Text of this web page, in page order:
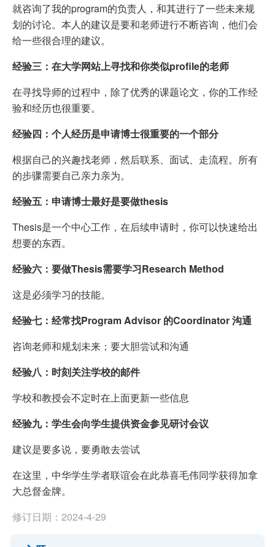
就咨询了我的program的负责人，和其进行了一些未来规
划的讨论。本人的建议是要和老师进行不断咨询，他们会
给一些很合理的建议。
经验三：在大学网站上寻找和你类似profile的老师
在寻找导师的过程中，除了优秀的课题论文，你的工作经
验和经历也很重要。
经验四：个人经历是申请博士很重要的一个部分
根据自己的兴趣找老师，然后联系、面试、走流程。所有
的步骤需要自己亲力亲为。
经验五：申请博士最好是要做thesis
Thesis是一个中心工作，在后续申请时，你可以快速给出
想要的东西。
经验六：要做Thesis需要学习Research Method
这是必须学习的技能。
经验七：经常找Program Advisor 的Coordinator 沟通
咨询老师和规划未来；要大胆尝试和沟通
经验八：时刻关注学校的邮件
学校和教授会不定时在上面更新一些信息
经验九：学生会向学生提供资金参见研讨会议
建议是要多说，要勇敢去尝试
在这里，中华学生学者联谊会在此恭喜毛伟同学获得加拿
大总督金牌。
修订日期：2024-4-29